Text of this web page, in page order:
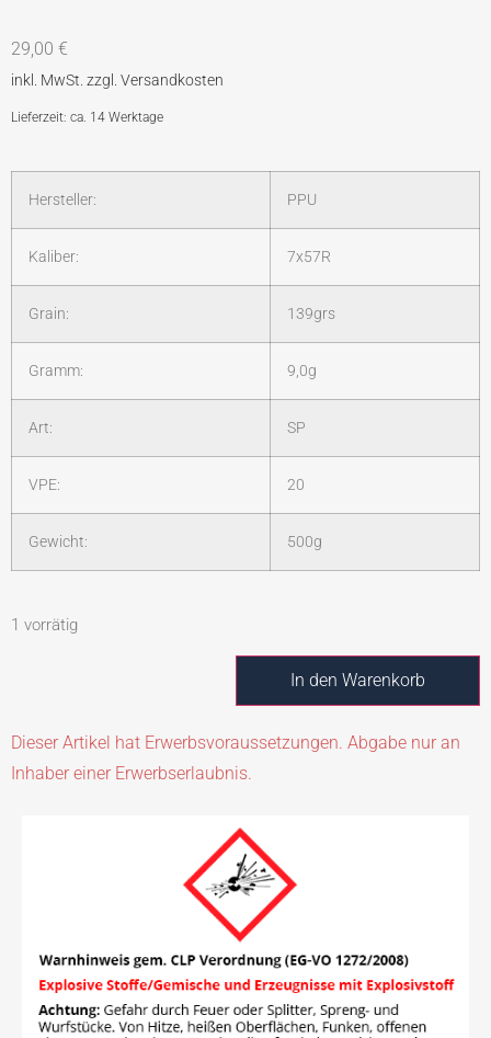
29,00 €
Lieferzeit: ca. 14 Werktage
Hersteller: PPU
Kaliber: 7x57R
Grain: 139grs
Gramm: 9,0g
Art: SP
VPE: 20
Gewicht: 500g
1 vorrätig
In den Warenkorb
Dieser Artikel hat Erwerbsvoraussetzungen. Abgabe nur an
Inhaber einer Erwerbserlaubnis.